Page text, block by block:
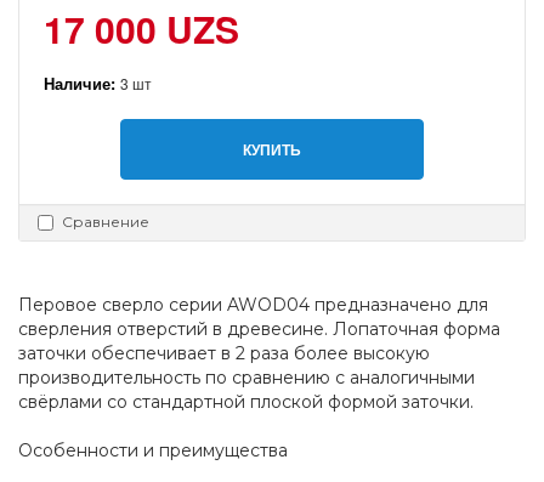
17 000 UZS
Наличие: 3 шт
КУПИТЬ
Сравнение
Перовое сверло серии AWOD04 предназначено для
сверления отверстий в древесине. Лопаточная форма
заточки обеспечивает в 2 раза более высокую
производительность по сравнению с аналогичными
свёрлами со стандартной плоской формой заточки.
Особенности и преимущества